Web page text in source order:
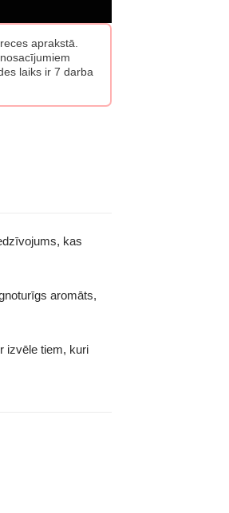
aprakstā.
laiks ir 7 darba
kas
aromāts,
izvēle tiem, kuri